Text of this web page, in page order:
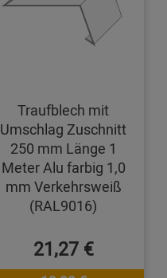
Traufblech mit
Umschlag Zuschnitt
250 mm Länge 1
Meter Alu farbig 1,0
mm Verkehrsweiß
(RAL9016)
21,27 €